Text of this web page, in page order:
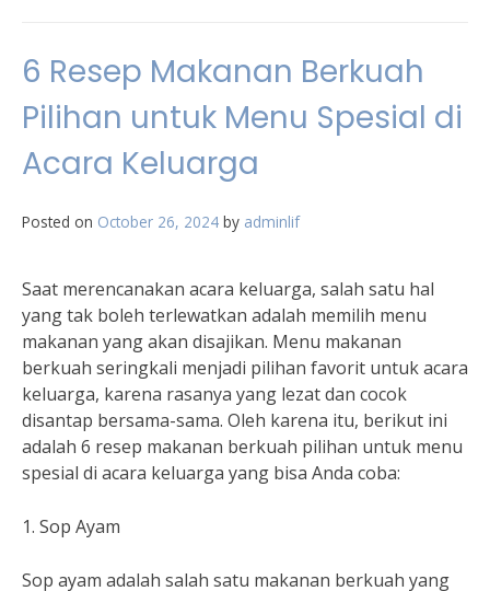
6 Resep Makanan Berkuah
Pilihan untuk Menu Spesial di
Acara Keluarga
Posted on October 26, 2024 by adminlif
Saat merencanakan acara keluarga, salah satu hal
yang tak boleh terlewatkan adalah memilih menu
makanan yang akan disajikan. Menu makanan
berkuah seringkali menjadi pilihan favorit untuk acara
keluarga, karena rasanya yang lezat dan cocok
disantap bersama-sama. Oleh karena itu, berikut ini
adalah 6 resep makanan berkuah pilihan untuk menu
spesial di acara keluarga yang bisa Anda coba:
1. Sop Ayam
Sop ayam adalah salah satu makanan berkuah yang